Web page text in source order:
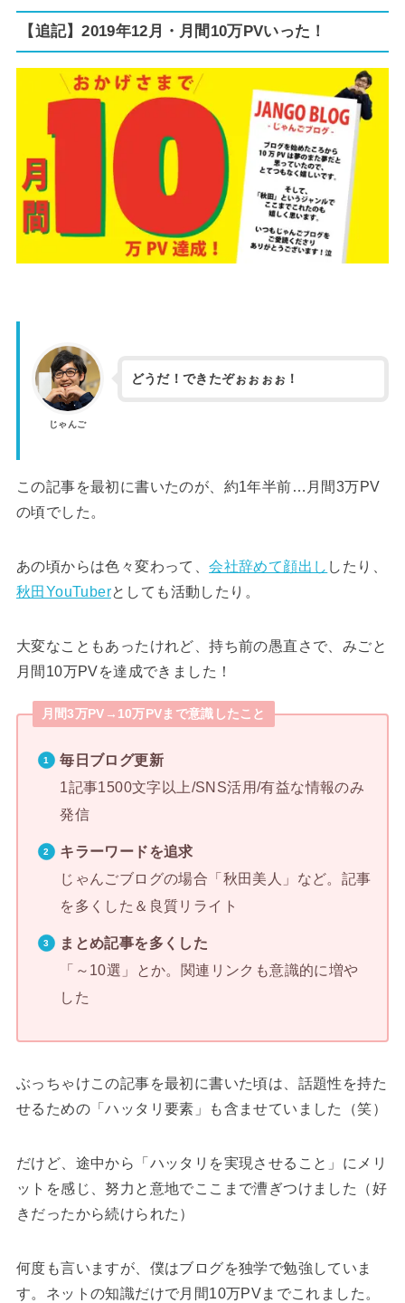
【追記】2019年12月・月間10万PVいった！
じゃんご
どうだ！できたぞぉぉぉぉ！
この記事を最初に書いたのが、約1年半前…月間3万PV
の頃でした。
あの頃からは色々変わって、会社辞めて顔出し したり、
秋田YouTuberとしても活動したり。
大変なこともあったけれど、持ち前の愚直さで、みごと
月間10万PVを達成できました！
月間3万PV→10万PVまで意識したこと
毎日ブログ更新
1記事1500文字以上/SNS活用/有益な情報のみ
発信
キラーワードを追求
じゃんごブログの場合「秋田美人」など。記事
を多くした＆良質リライト
まとめ記事を多くした
「～10選」とか。関連リンクも意識的に増や
した
ぶっちゃけこの記事を最初に書いた頃は、話題性を持た
せるための「ハッタリ要素」も含ませていました（笑）
だけど、途中から「ハッタリを実現させること」にメリ
ットを感じ、努力と意地でここまで漕ぎつけました（好
きだったから続けられた）
何度も言いますが、僕はブログを独学で勉強していま
す。ネットの知識だけで月間10万PVまでこれました。